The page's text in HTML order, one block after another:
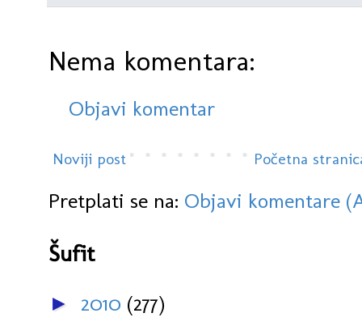
Nema komentara:
Objavi komentar
Noviji post Početna
Pretplati se na: Objavi komentare
Šufit
► 2010 (277)